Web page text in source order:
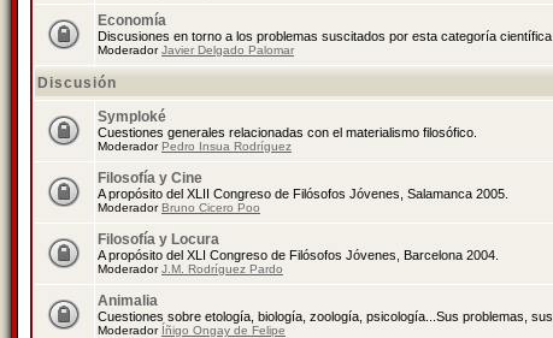
Economía
Discusiones en torno a los problemas suscitados por esta categoría científica
ModeradorJavier Delgado Palomar
Discusión
Symploké
Cuestiones generales relacionadas con el materialismo filosófico.
ModeradorPedro Insua Rodríguez
Filosofía y Cine
A propósito del XLII Congreso de Filósofos Jóvenes, Salamanca 2005.
ModeradorBruno Cicero Poo
Filosofía y Locura
A propósito del XLI Congreso de Filósofos Jóvenes, Barcelona 2004.
ModeradorJ.M. Rodríguez Pardo
Animalia
Cuestiones sobre etología, biología, zoología, psicología...Sus problemas,
Moderador Íñigo Ongay de Felipe